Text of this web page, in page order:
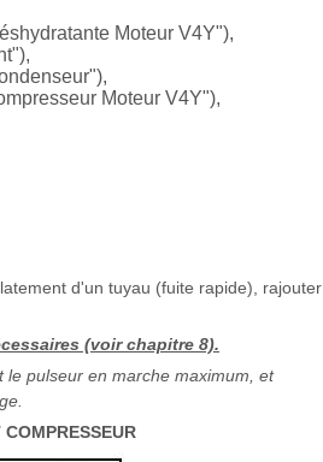
Moteur V4Y"),
Moteur V4Y"),
d'un tuyau (fuite rapide), rajouter
(voir chapitre 8).
pulseur en marche maximum, et